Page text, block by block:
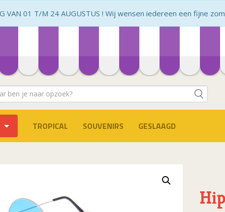
VAN 01 T/M 24 AUGUSTUS ! Wij wensen iedereen een fijne
TROPICAL SOUVENIRS GESLAAGD